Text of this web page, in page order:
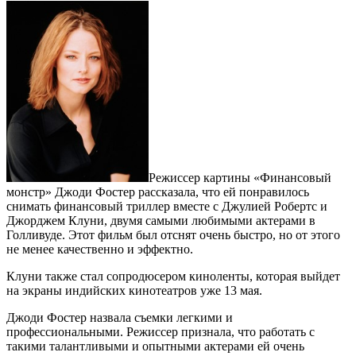
Режиссер картины «Финансовый
монстр» Джоди Фостер рассказала, что ей понравилось
снимать финансовый триллер вместе с Джулией Робертс и
Джорджем Клуни, двумя самыми любимыми актерами в
Голливуде. Этот фильм был отснят очень быстро, но от этого
не менее качественно и эффектно.
Клуни также стал сопродюсером киноленты, которая выйдет
на экраны индийских кинотеатров уже 13 мая.
Джоди Фостер назвала съемки легкими и
профессиональными. Режиссер признала, что работать с
такими талантливыми и опытными актерами ей очень